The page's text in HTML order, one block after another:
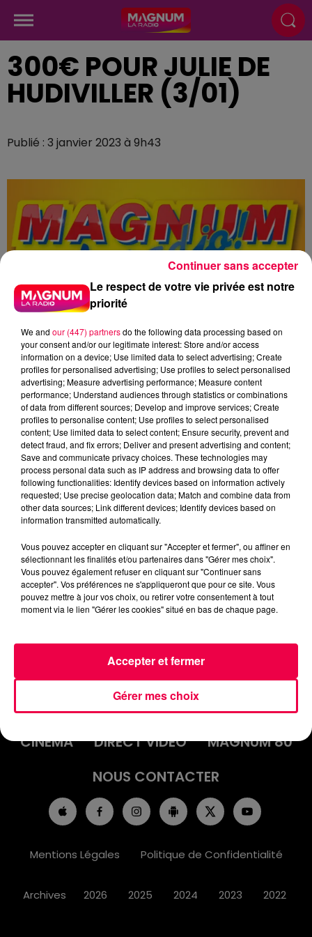
300€ POUR JULIE DE
HUDIVILLER (3/01)
Publié : 3 janvier 2023 à 9h43
Flash infos
Crédit :Flash infos
INFOS
AGENDA
JEUX
PODCASTS
CINÉMA
DIRECT VIDÉO
MAGNUM 80
NOUS CONTACTER
Mentions Légales Politique de Confidentialité
Archives 2026 2025 2024 2023 2022
Le respect de votre vie privée est notre
priorité
We and our (447) partnersdo the following data processing based on
your consent and/or our legitimate interest: Store and/or access
information on a device; Use limited data to select advertising; Create
profiles for personalised advertising; Use profiles to select personalised
advertising; Measure advertising performance; Measure content
performance; Understand audiences through statistics or combinations
of data from different sources; Develop and improve services; Create
profiles to personalise content; Use profiles to select personalised
content; Use limited data to select content; Ensure security, prevent and
detect fraud, and fix errors; Deliver and present advertising and content;
Save and communicate privacy choices. These technologies may
process personal data such as IP address and browsing data to offer
following functionalities: Identify devices based on information actively
requested; Use precise geolocation data; Match and combine data from
other data sources; Link different devices; Identify devices based on
information transmitted automatically.
Vous pouvez accepter en cliquant sur "Accepter et fermer", ou affiner en
sélectionnant les finalités et/ou partenaires dans "Gérer mes choix".
Vous pouvez également refuser en cliquant sur "Continuer sans
accepter". Vos préférences ne s'appliqueront que pour ce site. Vous
pouvez mettre à jour vos choix, ou retirer votre consentement à tout
moment via le lien "Gérer les cookies" situé en bas de chaque page.
Gérer mes choix
Accepter et fermer
Continuer sans accepter